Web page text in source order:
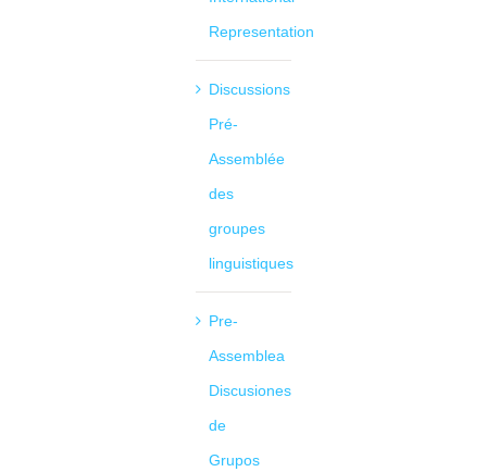
Representation
Discussions
Pré-
Assemblée
des
groupes
linguistiques
Pre-
Assemblea
Discusiones
de
Grupos